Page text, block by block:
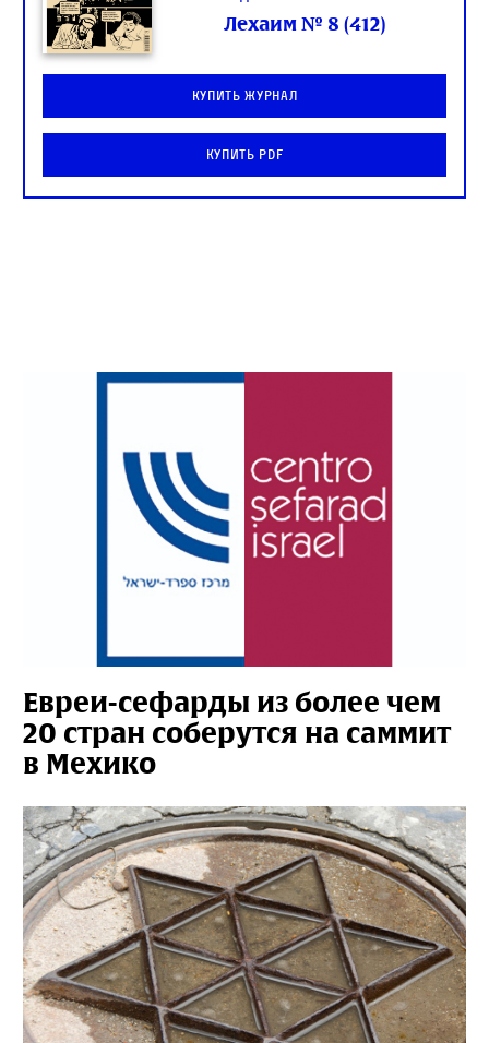
Лехаим № 8 (412)
Купить журнал
Купить PDF
Евреи-сефарды из более чем
20 стран соберутся на саммит
в Мехико